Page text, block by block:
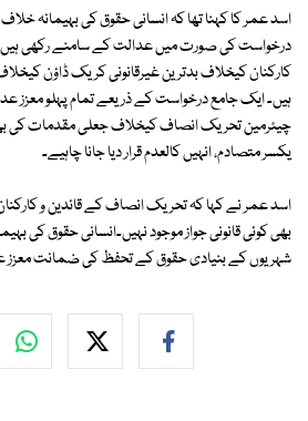
اسد عمر کا کہنا تھا کہ انسانی حقوق کی بہیمانہ
درخواست کی صورت میں عدالت کے سامنے رکھی
کارکنان کیخلاف بدترین غیرقانونی کریک ڈاؤن
ہیں۔ ایک جامع درخواست کے ذریعے تمام پہلو معزز
چیئرمین تحریک انصاف کیخلاف جعلی مقدمات کی
یکسر متصادم، انہیں کالعدم قرار دیا جانا چاہیے۔
اسد عمر نے کہا کہ تحریک انصاف کے قائدین و
بھی کوئی قانونی جواز موجود نہیں۔انسانی حقوق کی
شہریوں کے بنیادی حقوق کے تحفظ کی ضمانت